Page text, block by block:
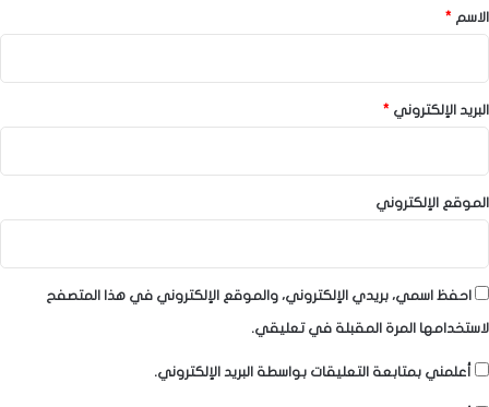
*
الاسم *
البريد الإلكتروني *
الموقع الإلكتروني
احفظ اسمي، بريدي الإلكتروني، والموقع الإلكتروني في هذا المتصفح
لاستخدامها المرة المقبلة في تعليقي.
أعلمني بمتابعة التعليقات بواسطة البريد الإلكتروني.